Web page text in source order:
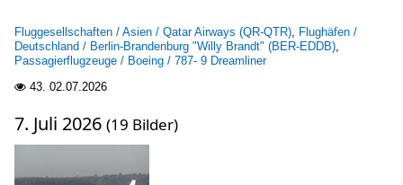
Fluggesellschaften / Asien / Qatar Airways (QR-QTR), Flughäfen /
Deutschland / Berlin-Brandenburg "Willy Brandt" (BER-EDDB),
Passagierflugzeuge / Boeing / 787- 9 Dreamliner
 43. 02.07.2026
7. Juli 2026 (19 Bilder)